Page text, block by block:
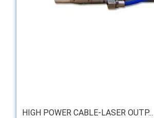
HIGH POWER CABLE-LASER OUTP...